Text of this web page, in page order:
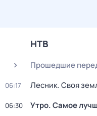
НТВ
Прошедшие
06:17 Лесник. Своя
06:30 Утро. Самое